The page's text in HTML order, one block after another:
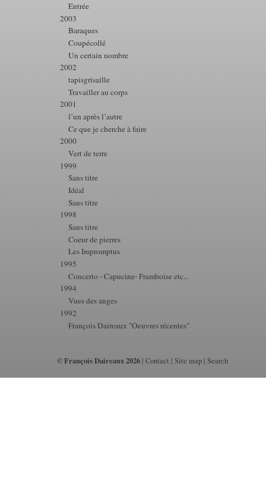
Entrée
2003
Baraques
Coupécollé
Un certain nombre
2002
tapisgrisaille
Travailler au corps
2001
l’un après l’autre
Ce que je cherche à faire
2000
Vert de terre
1999
Sans titre
Idéal
Sans titre
1998
Sans titre
Coeur de pierres
Les Impromptus
1995
Concerto - Capucine- Framboise etc...
1994
Vues des anges
1992
François Daireaux "Oeuvres récentes"
© François Daireaux 2026 |Contact |Site map |Search